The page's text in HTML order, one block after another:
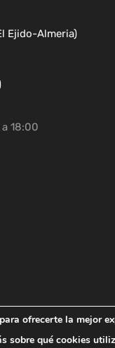
Ejido-Almeria)
18:00
ofrecerte la mejor
sobre qué cookies